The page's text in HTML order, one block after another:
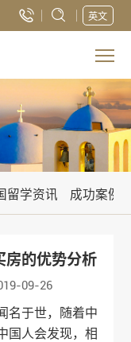
英文
留学资讯 成功案例
房的优势分析
09-26
名于世，随着中
国人会发现，相